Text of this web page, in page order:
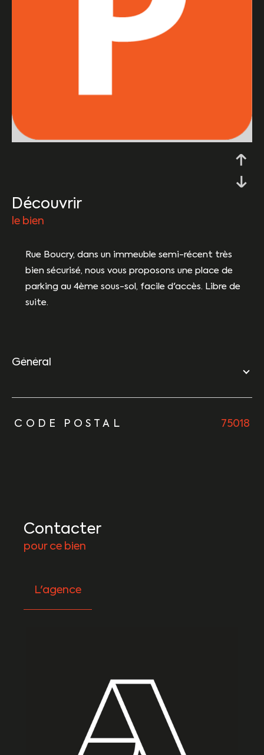
découvrir
le bien
Rue Boucry, dans un immeuble semi-récent très
bien sécurisé, nous vous proposons une place de
parking au 4ème sous-sol, facile d'accès. Libre de
suite.
général
TRAD_ZEPHYR_Caracteristique TRAD_ZEPHYR_Valeurs
CODE POSTAL 75018
Contacter
pour ce bien
L'agence